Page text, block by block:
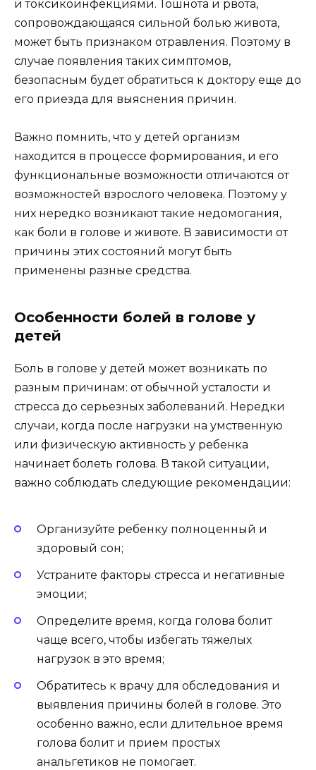
и токсикоинфекциями. Тошнота и рвота,
сопровождающаяся сильной болью живота,
может быть признаком отравления. Поэтому в
случае появления таких симптомов,
безопасным будет обратиться к доктору еще до
его приезда для выяснения причин.
Важно помнить, что у детей организм
находится в процессе формирования, и его
функциональные возможности отличаются от
возможностей взрослого человека. Поэтому у
них нередко возникают такие недомогания,
как боли в голове и животе. В зависимости от
причины этих состояний могут быть
применены разные средства.
Особенности болей в голове у
детей
Боль в голове у детей может возникать по
разным причинам: от обычной усталости и
стресса до серьезных заболеваний. Нередки
случаи, когда после нагрузки на умственную
или физическую активность у ребенка
начинает болеть голова. В такой ситуации,
важно соблюдать следующие рекомендации:
Организуйте ребенку полноценный и
здоровый сон;
Устраните факторы стресса и негативные
эмоции;
Определите время, когда голова болит
чаще всего, чтобы избегать тяжелых
нагрузок в это время;
Обратитесь к врачу для обследования и
выявления причины болей в голове. Это
особенно важно, если длительное время
голова болит и прием простых
анальгетиков не помогает.